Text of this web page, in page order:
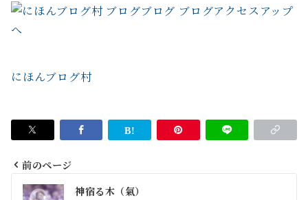
にほんブログ村
投
前のページ
神宿る木（氣）